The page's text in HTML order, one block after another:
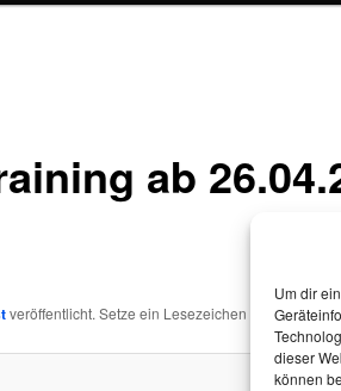
Um dir
dieser
können
ab
veröffentlicht. Setze ein Lesezeichen zum